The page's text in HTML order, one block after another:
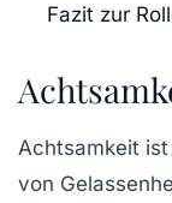
Fazit zur
Achtsamkeit
von